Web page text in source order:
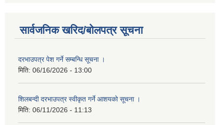
सार्वजनिक खरिद/बोलपत्र सूचना
दरभाउपत्र पेश गर्ने सम्बन्धि सूचना ।
मिति: 06/16/2026 - 13:00
शिलबन्दी दरभाउपत्र स्वीकृत गर्ने आशयको सूचना ।
मिति: 06/11/2026 - 11:13